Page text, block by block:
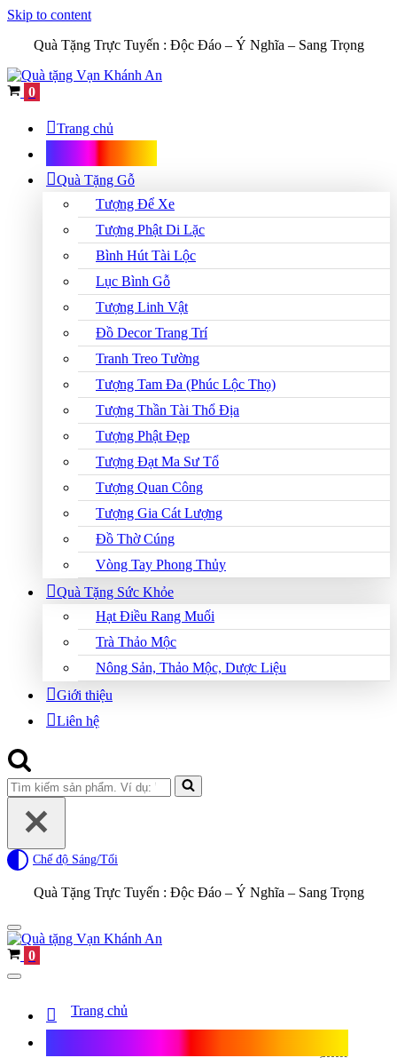
Skip to content
Quà Tặng Trực Tuyến : Độc Đáo – Ý Nghĩa – Sang Trọng
Cart
0
Trang chủ
Quà Tặng Gỗ
Tượng Để Xe
Tượng Phật Di Lặc
Bình Hút Tài Lộc
Lục Bình Gỗ
Tượng Linh Vật
Đồ Decor Trang Trí
Tranh Treo Tường
Tượng Tam Đa (Phúc Lộc Thọ)
Tượng Thần Tài Thổ Địa
Tượng Phật Đẹp
Tượng Đạt Ma Sư Tổ
Tượng Quan Công
Tượng Gia Cát Lượng
Đồ Thờ Cúng
Vòng Tay Phong Thủy
Quà Tặng Sức Khỏe
Hạt Điều Rang Muối
Trà Thảo Mộc
Nông Sản, Thảo Mộc, Dược Liệu
Giới thiệu
Liên hệ
Search
for...
Chế độ Sáng/Tối
Quà Tặng Trực Tuyến : Độc Đáo – Ý Nghĩa – Sang Trọng
Navigation
Menu
Cart
0
Navigation
Trang chủ